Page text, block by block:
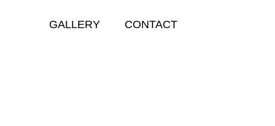
GALLERY CONTACT